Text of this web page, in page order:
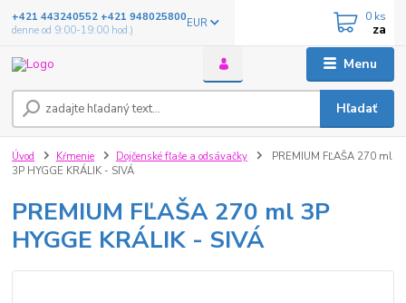
Menu
EUR
Hľadať
+421 443240552 +421 948025800
denne od 9:00-19:00 hod.)
0 ks
za
Úvod Kŕmenie Dojčenské fľaše a odsávačky
PREMIUM FĽAŠA 270 ml
3P HYGGE KRÁLIK - SIVÁ
PREMIUM FĽAŠA 270 ml 3P
HYGGE KRÁLIK - SIVÁ